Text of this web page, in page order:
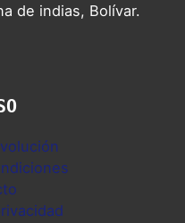
de indias, Bolívar.